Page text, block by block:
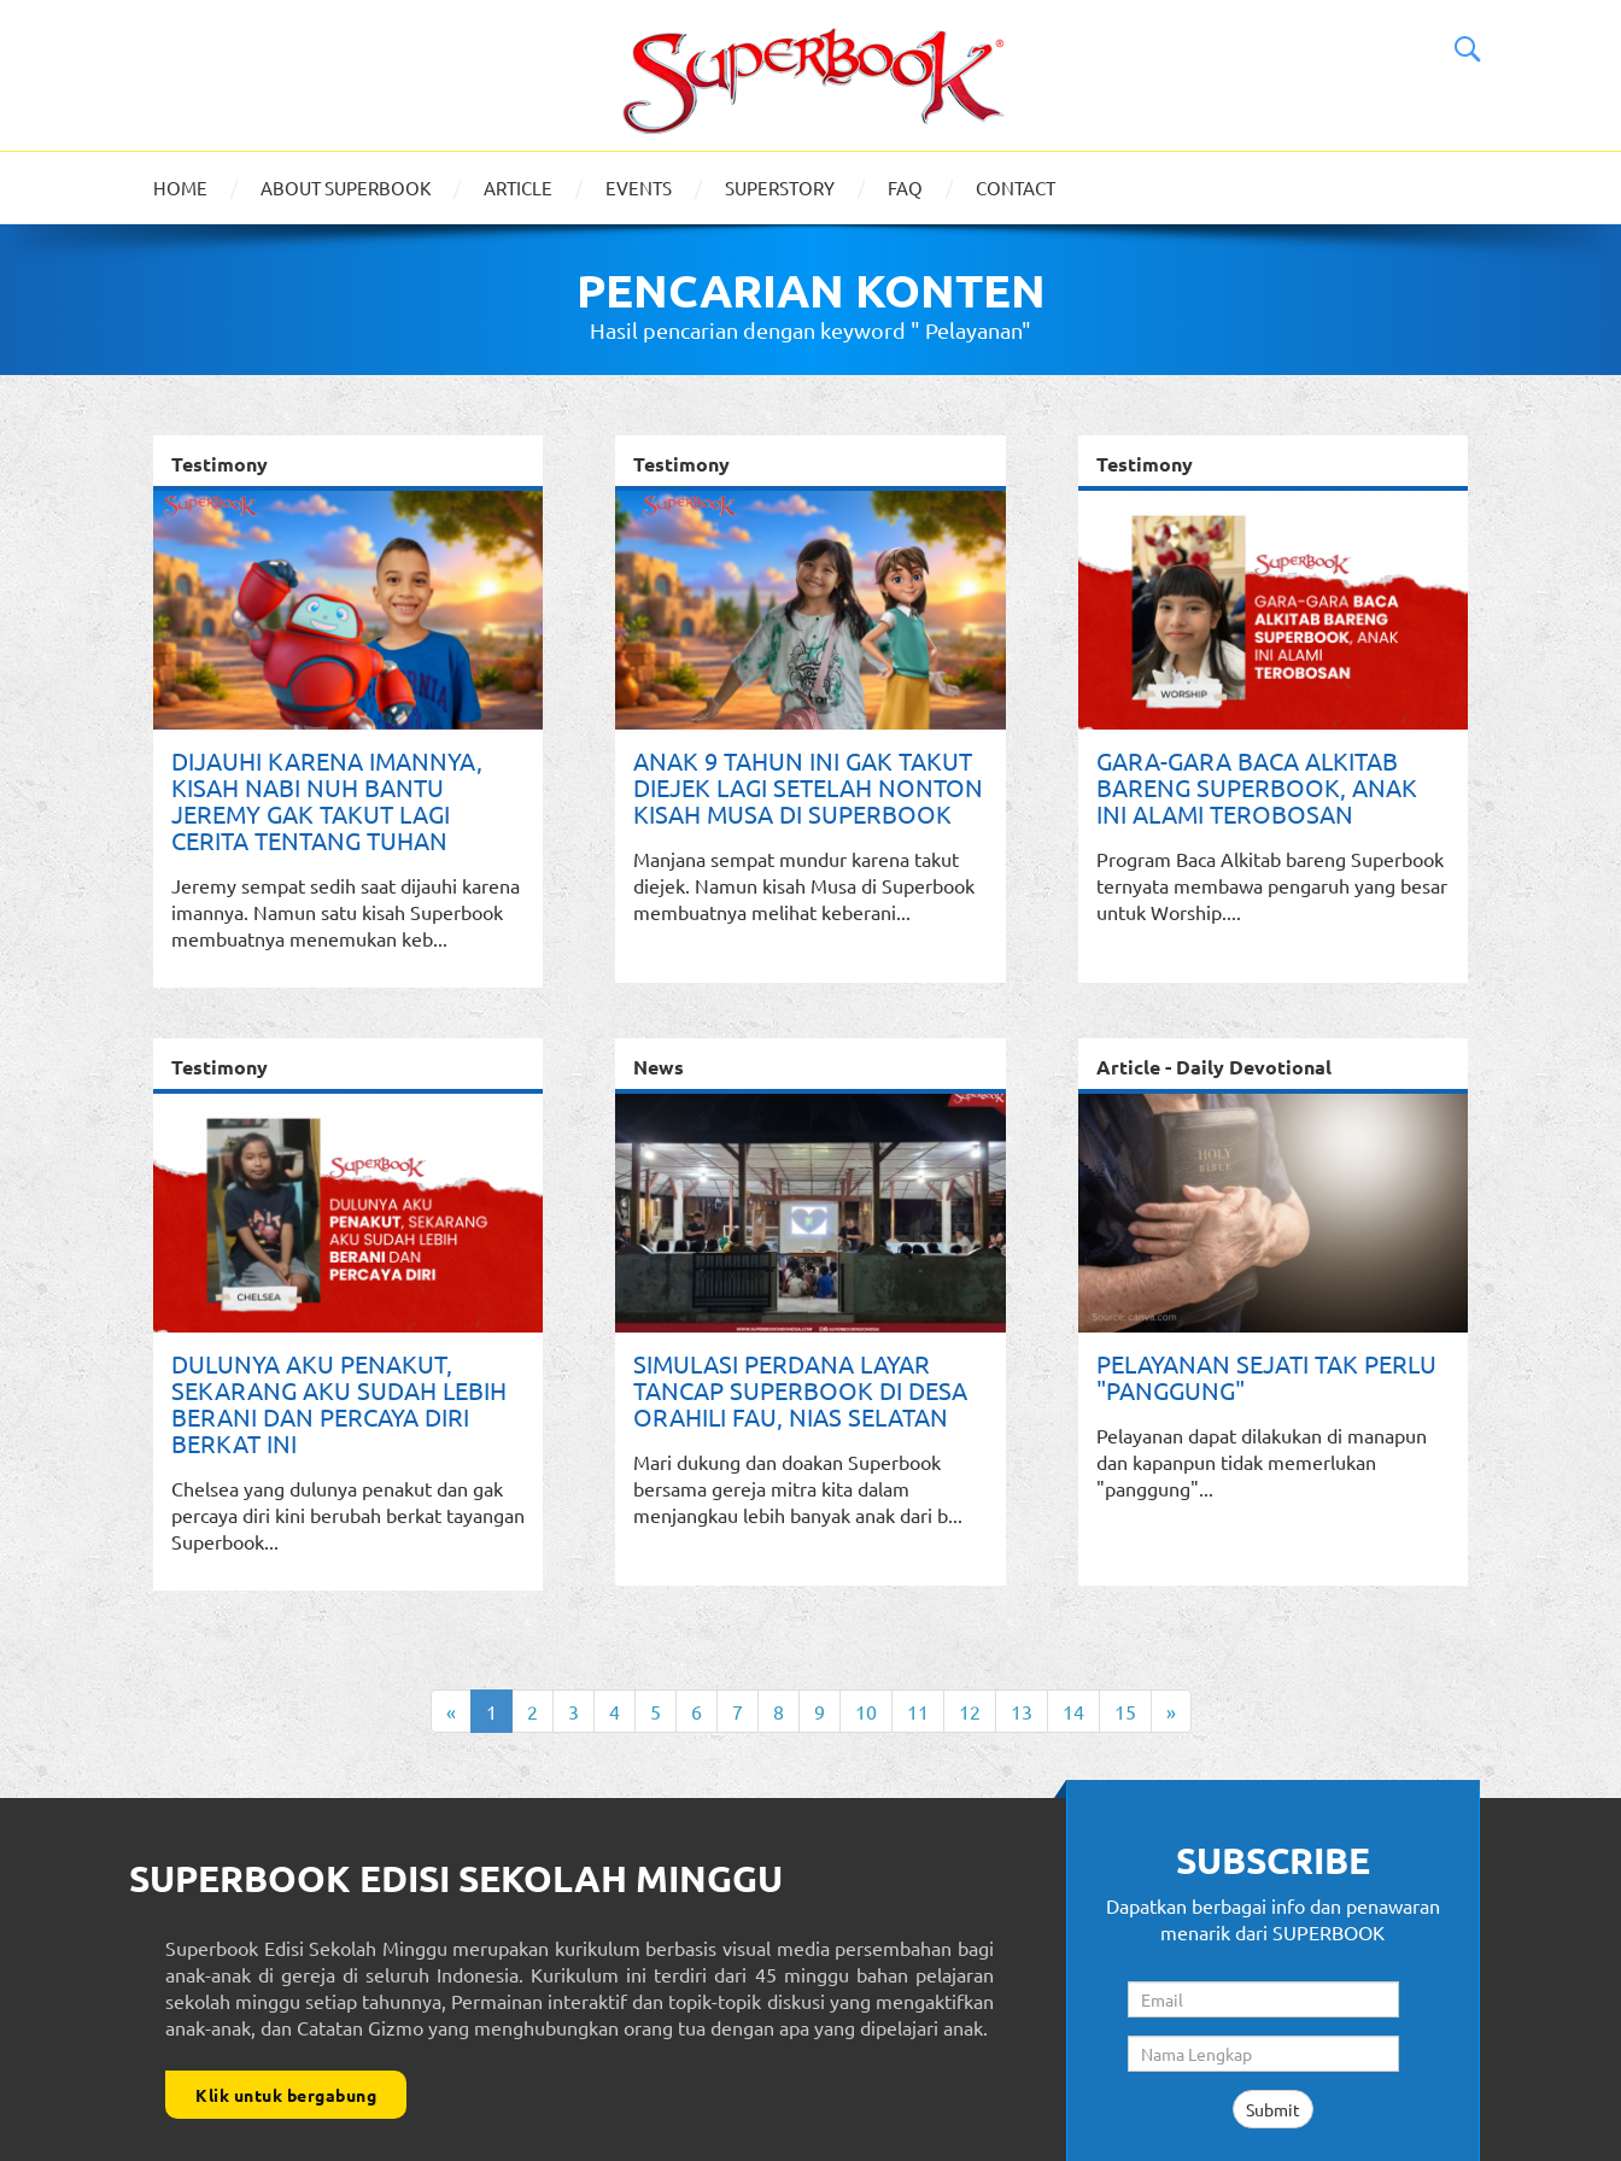
HOME ABOUT SUPERBOOK ARTICLE EVENTS SUPERSTORY FAQ CONTACT
PENCARIAN KONTEN
Hasil pencarian dengan keyword " Pelayanan"
Testimony
DIJAUHI KARENA IMANNYA,
KISAH NABI NUH BANTU
JEREMY GAK TAKUT LAGI
CERITA TENTANG TUHAN
Jeremy sempat sedih saat dijauhi karena
imannya. Namun satu kisah Superbook
membuatnya menemukan keb...
Testimony
ANAK 9 TAHUN INI GAK TAKUT
DIEJEK LAGI SETELAH NONTON
KISAH MUSA DI SUPERBOOK
Manjana sempat mundur karena takut
diejek. Namun kisah Musa di Superbook
membuatnya melihat keberani...
Testimony
GARA-GARA BACA ALKITAB
BARENG SUPERBOOK, ANAK
INI ALAMI TEROBOSAN
Program Baca Alkitab bareng Superbook
ternyata membawa pengaruh yang besar
untuk Worship....
Testimony
DULUNYA AKU PENAKUT,
SEKARANG AKU SUDAH LEBIH
BERANI DAN PERCAYA DIRI
BERKAT INI
Chelsea yang dulunya penakut dan gak
percaya diri kini berubah berkat tayangan
Superbook...
News
SIMULASI PERDANA LAYAR
TANCAP SUPERBOOK DI DESA
ORAHILI FAU, NIAS SELATAN
Mari dukung dan doakan Superbook
bersama gereja mitra kita dalam
menjangkau lebih banyak anak dari b...
Article - Daily Devotional
PELAYANAN SEJATI TAK PERLU
"PANGGUNG"
Pelayanan dapat dilakukan di manapun
dan kapanpun tidak memerlukan
"panggung"...
« 1 2 3 4 5 6 7 8 9 10 11 12 13 14 15 »
SUPERBOOK EDISI SEKOLAH MINGGU
Superbook Edisi Sekolah Minggu merupakan kurikulum berbasis visual media persembahan bagi
anak-anak di gereja di seluruh Indonesia. Kurikulum ini terdiri dari 45 minggu bahan pelajaran
sekolah minggu setiap tahunnya, Permainan interaktif dan topik-topik diskusi yang mengaktifkan
anak-anak, dan Catatan Gizmo yang menghubungkan orang tua dengan apa yang dipelajari anak.
Klik untuk bergabung
SUBSCRIBE
Dapatkan berbagai info dan penawaran
menarik dari SUPERBOOK